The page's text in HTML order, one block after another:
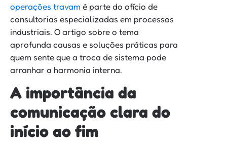
operações travam é parte do ofício de
consultorias especializadas em processos
industriais. O artigo sobre o tema
aprofunda causas e soluções práticas para
quem sente que a troca de sistema pode
arranhar a harmonia interna.
A importância da
comunicação clara do
início ao fim